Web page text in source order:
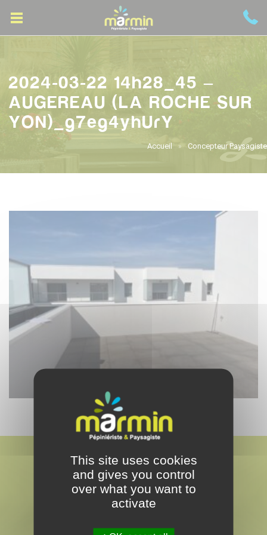
2024-03-22 14h28_45 –
AUGEREAU (LA ROCHE SUR
YON)_g7eg4yhUrY
Accueil Concepteur Paysagiste
This site uses cookies
and gives you control
over what you want to
activate